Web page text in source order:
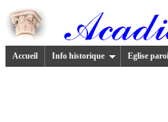
Accueil Info historique Eglise